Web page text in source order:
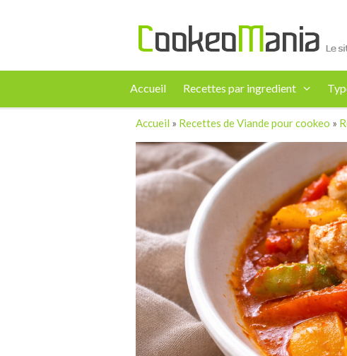
Accueil Recettes par ingredient
Accueil » Recettes de Viande pour cookeo »